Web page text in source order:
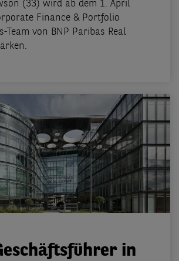
(33) wird ab dem 1. April
Finance & Portfolio
Team von BNP Paribas Real
in